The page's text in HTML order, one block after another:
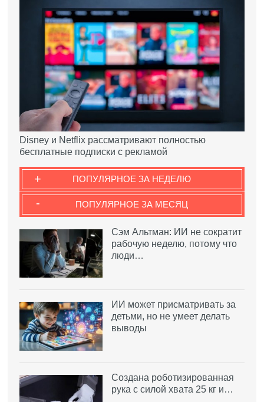
Disney и Netflix рассматривают полностью
бесплатные подписки с рекламой
ПОПУЛЯРНОЕ ЗА НЕДЕЛЮ
+
ПОПУЛЯРНОЕ ЗА МЕСЯЦ
-
Сэм Альтман: ИИ не сократит
рабочую неделю, потому что
люди…
ИИ может присматривать за
детьми, но не умеет делать
выводы
Создана роботизированная
рука с силой хвата 25 кг и…